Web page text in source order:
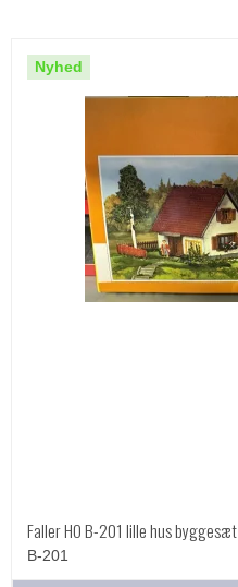
Nyhed
Faller HO B-201 lille hus byggesæt
B-201